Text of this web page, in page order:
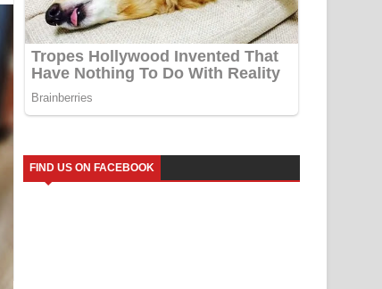
FIND US ON FACEBOOK